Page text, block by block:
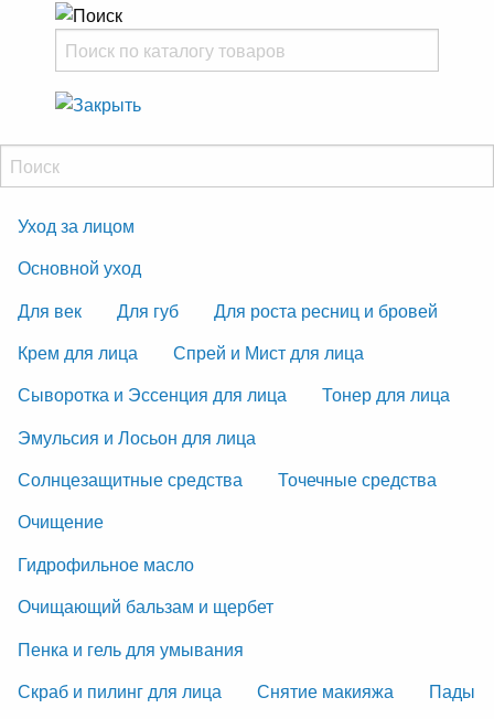
Уход за лицом
Основной уход
Для век
Для губ
Для роста ресниц и бровей
Крем для лица
Спрей и Мист для лица
Сыворотка и Эссенция для лица
Тонер для лица
Эмульсия и Лосьон для лица
Солнцезащитные средства
Точечные средства
Очищение
Гидрофильное масло
Очищающий бальзам и щербет
Пенка и гель для умывания
Скраб и пилинг для лица
Снятие макияжа
Пады